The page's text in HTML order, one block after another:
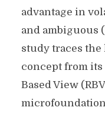
advantage in
and ambiguous
study traces
concept from its
Based View